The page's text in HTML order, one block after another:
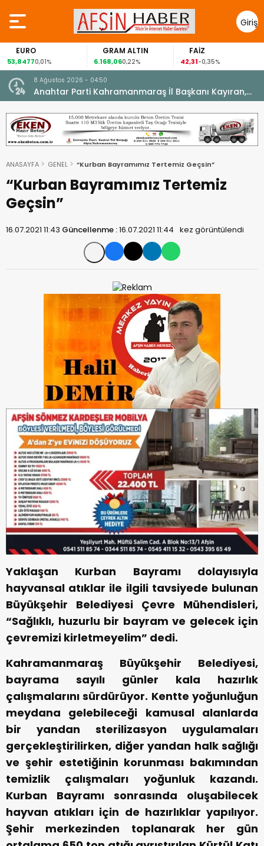
Giriş
Yap
EURO
53,84770,01%
GRAM ALTIN
6.168,060,22%
FAİZ
42,31-0,35%
8 Ağustos 2026 - 04:50
Anahtar Parti Kahramanmaraş İl Başkanı Kayıran,
Afşin Teşkilatı ile buluştu.
ANASAYFA GENEL “Kurban Bayramımız Tertemiz Geçsin”
“Kurban Bayramımız Tertemiz
Geçsin”
16.07.2021 11:43 Güncellenme :16.07.2021 11:44 kez görüntülendi
Yaklaşan Kurban Bayramı dolayısıyla
hayvansal atıklar ile ilgili tavsiyede bulunan
Büyükşehir Belediyesi Çevre Mühendisleri,
“Sağlıklı, huzurlu bir bayram ve gelecek için
çevremizi kirletmeyelim” dedi.
Kahramanmaraş Büyükşehir Belediyesi,
bayrama sayılı günler kala hazırlık
çalışmalarını sürdürüyor. Kentte yoğunluğun
meydana gelebileceği kamusal alanlarda
bir yandan sterilizasyon uygulamaları
gerçekleştirilirken, diğer yandan halk sağlığı
ve şehir estetiğinin korunması bakımından
temizlik çalışmaları yoğunluk kazandı.
Kurban Bayramı sonrasında oluşabilecek
hayvan atıkları için de hazırlıklar yapılıyor.
Şehir merkezinden toplanarak her gün